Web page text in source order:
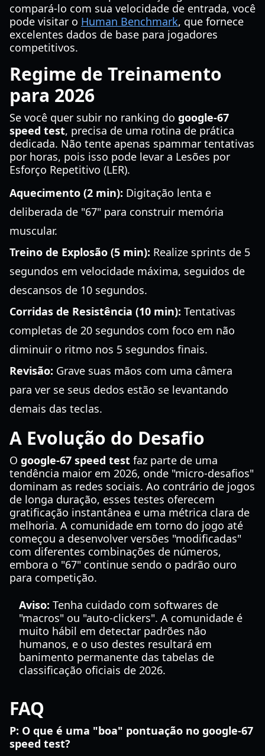
compará-lo com sua velocidade de entrada, você
pode visitar o Human Benchmark, que fornece
excelentes dados de base para jogadores
competitivos.
Regime de Treinamento
para 2026
Se você quer subir no ranking do google-67
speed test, precisa de uma rotina de prática
dedicada. Não tente apenas spammar tentativas
por horas, pois isso pode levar a Lesões por
Esforço Repetitivo (LER).
Aquecimento (2 min): Digitação lenta e
deliberada de "67" para construir memória
muscular.
Treino de Explosão (5 min): Realize sprints de 5
segundos em velocidade máxima, seguidos de
descansos de 10 segundos.
Corridas de Resistência (10 min): Tentativas
completas de 20 segundos com foco em não
diminuir o ritmo nos 5 segundos finais.
Revisão: Grave suas mãos com uma câmera
para ver se seus dedos estão se levantando
demais das teclas.
A Evolução do Desafio
O google-67 speed test faz parte de uma
tendência maior em 2026, onde "micro-desafios"
dominam as redes sociais. Ao contrário de jogos
de longa duração, esses testes oferecem
gratificação instantânea e uma métrica clara de
melhoria. A comunidade em torno do jogo até
começou a desenvolver versões "modificadas"
com diferentes combinações de números,
embora o "67" continue sendo o padrão ouro
para competição.
Aviso: Tenha cuidado com softwares de
"macros" ou "auto-clickers". A comunidade é
muito hábil em detectar padrões não
humanos, e o uso destes resultará em
banimento permanente das tabelas de
classificação oficiais de 2026.
FAQ
P: O que é uma "boa" pontuação no google-67
speed test?